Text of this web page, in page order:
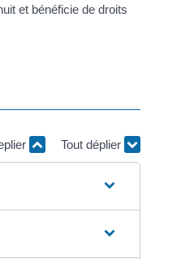
et bénéficie de droits
Tout déplier